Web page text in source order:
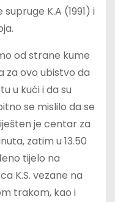
K.A (1991) i
od strane kume
za ovo ubistvo da
u kući i da su
se mislilo da se
je centar za
zatim u 13.50
tijelo na
K.S. vezane na
trakom, kao i